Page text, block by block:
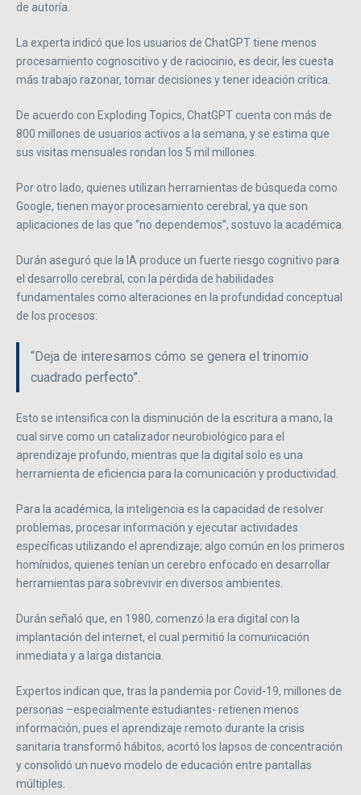
de autoría.
La experta indicó que los usuarios de ChatGPT tiene menos
procesamiento cognoscitivo y de raciocinio, es decir, les cuesta
más trabajo razonar, tomar decisiones y tener ideación crítica.
De acuerdo con Exploding Topics, ChatGPT cuenta con más de
800 millones de usuarios activos a la semana, y se estima que
sus visitas mensuales rondan los 5 mil millones.
Por otro lado, quienes utilizan herramientas de búsqueda como
Google, tienen mayor procesamiento cerebral, ya que son
aplicaciones de las que “no dependemos”, sostuvo la académica.
Durán aseguró que la IA produce un fuerte riesgo cognitivo para
el desarrollo cerebral, con la pérdida de habilidades
fundamentales como alteraciones en la profundidad conceptual
de los procesos:
“Deja de interesarnos cómo se genera el trinomio
cuadrado perfecto”.
Esto se intensifica con la disminución de la escritura a mano, la
cual sirve como un catalizador neurobiológico para el
aprendizaje profundo, mientras que la digital solo es una
herramienta de eficiencia para la comunicación y productividad.
Para la académica, la inteligencia es la capacidad de resolver
problemas, procesar información y ejecutar actividades
específicas utilizando el aprendizaje; algo común en los primeros
homínidos, quienes tenían un cerebro enfocado en desarrollar
herramientas para sobrevivir en diversos ambientes.
Durán señaló que, en 1980, comenzó la era digital con la
implantación del internet, el cual permitió la comunicación
inmediata y a larga distancia.
Expertos indican que, tras la pandemia por Covid-19, millones de
personas –especialmente estudiantes- retienen menos
información, pues el aprendizaje remoto durante la crisis
sanitaria transformó hábitos, acortó los lapsos de concentración
y consolidó un nuevo modelo de educación entre pantallas
múltiples.